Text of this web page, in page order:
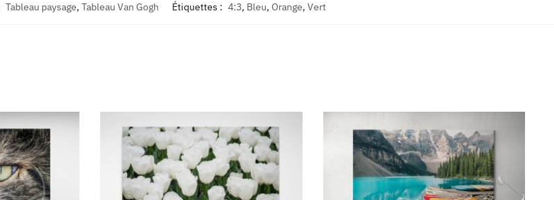
Tableau paysage, Tableau Van Gogh Étiquettes : 4:3, Bleu, Orange, Vert